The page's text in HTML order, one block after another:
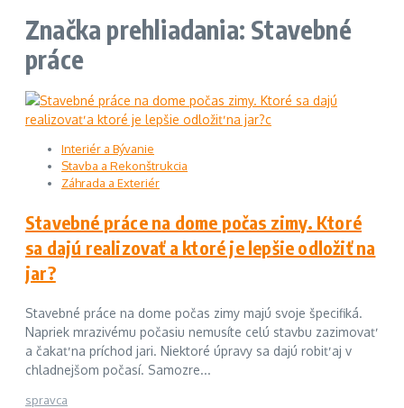
Značka prehliadania: Stavebné
práce
Interiér a Bývanie
Stavba a Rekonštrukcia
Záhrada a Exteriér
Stavebné práce na dome počas zimy. Ktoré
sa dajú realizovať a ktoré je lepšie odložiť na
jar?
Stavebné práce na dome počas zimy majú svoje špecifiká.
Napriek mrazivému počasiu nemusíte celú stavbu zazimovať
a čakať na príchod jari. Niektoré úpravy sa dajú robiť aj v
chladnejšom počasí. Samozre...
spravca